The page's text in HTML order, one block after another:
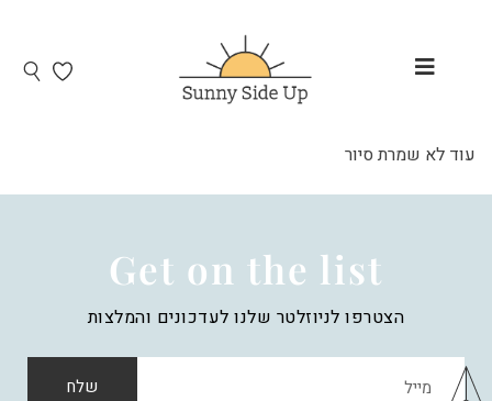
עוד לא שמרת סיור
Get on the list
הצטרפו לניוזלטר שלנו לעדכונים והמלצות
שלח